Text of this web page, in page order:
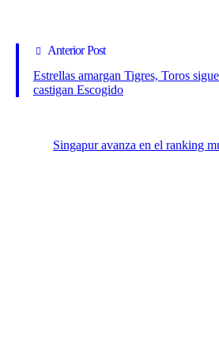
Anterior Post
Estrellas amargan Tigres, Toros
castigan Escogido
Singapur avanza en el ranking